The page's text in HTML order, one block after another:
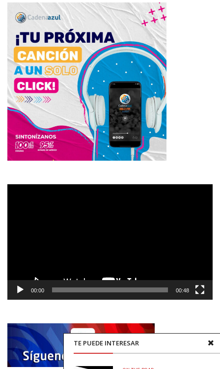
TE PUEDE INTERESAR
00:00 00:48